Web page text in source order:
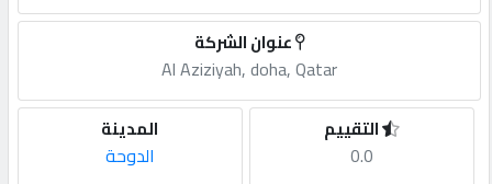
أضف
عنوان الشركة
Al Aziziyah, doha, Qatar
المدينة
الدوحة
التقييم
0.0